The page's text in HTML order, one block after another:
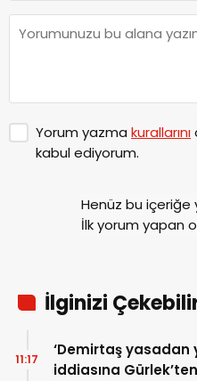
Yorum yazma kurallarını
kabul ediyorum.
Henüz bu içeriğe
İlk yorum yapan
İlginizi
‘Demirtaş
iddiasına
11:17